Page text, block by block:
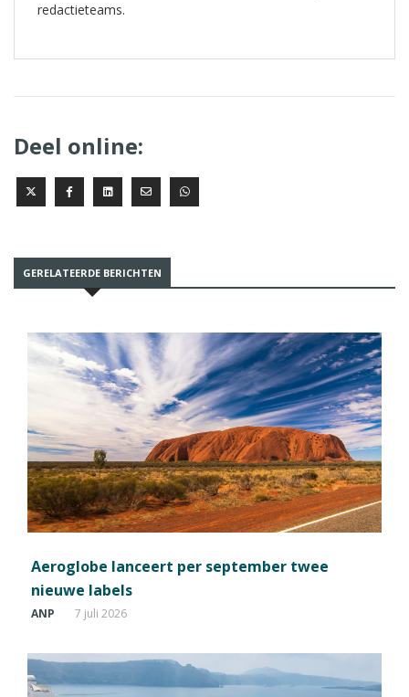
redactieteams.
Deel online:
GERELATEERDE BERICHTEN
Aeroglobe lanceert per september twee
nieuwe labels
ANP 7 juli 2026